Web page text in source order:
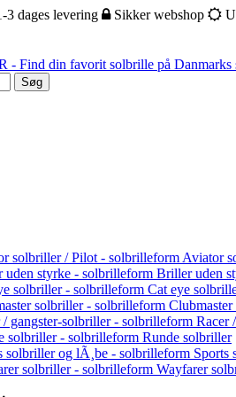
3 dages levering Sikker webshop
Søg
Aviator
Briller uden
Cat eye
Racer
Runde solbriller
Sports
Wayfarer